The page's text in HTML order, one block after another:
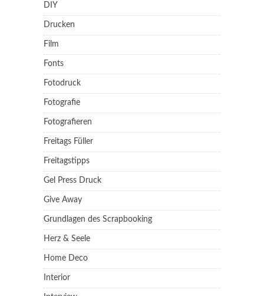
DIY
Drucken
Film
Fonts
Fotodruck
Fotografie
Fotografieren
Freitags Füller
Freitagstipps
Gel Press Druck
Give Away
Grundlagen des Scrapbooking
Herz & Seele
Home Deco
Interior